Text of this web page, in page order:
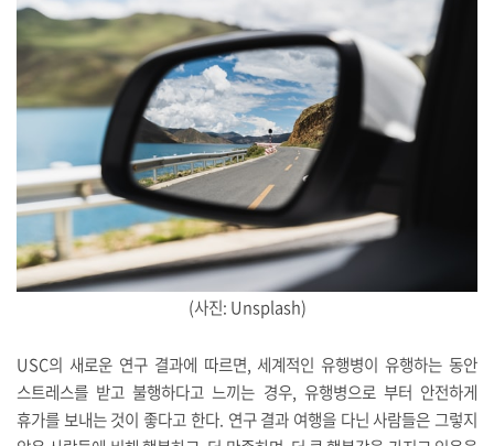
(사진: Unsplash)
USC의 새로운 연구 결과에 따르면, 세계적인 유행병이 유행하는 동안
스트레스를 받고 불행하다고 느끼는 경우, 유행병으로 부터 안전하게
휴가를 보내는 것이 좋다고 한다. 연구 결과 여행을 다닌 사람들은 그렇지